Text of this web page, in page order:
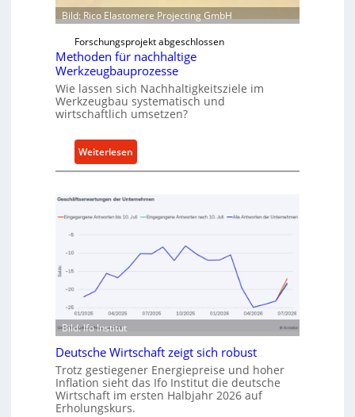
t
r
w
f
ü
h
r
t
A
k
a
u
I
r
i
e
-
Bild: Rico Elastomere Projecting GmbH
Forschungsprojekt abgeschlossen
Methoden für nachhaltige
Werkzeugbauprozesse
Wie lassen sich Nachhaltigkeitsziele im
Werkzeugbau systematisch und
wirtschaftlich umsetzen?
Weiterlesen:
M
t
h
e
ü
r
n
a
c
h
Bild: Ifo Institut
Deutsche Wirtschaft zeigt sich robust
Trotz gestiegener Energiepreise und hoher
Inflation sieht das Ifo Institut die deutsche
Wirtschaft im ersten Halbjahr 2026 auf
Erholungskurs.